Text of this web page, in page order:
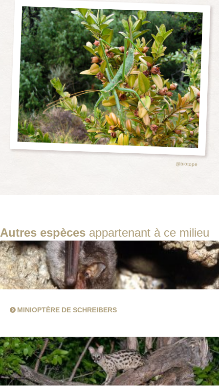
@biotope
Autres espèces appartenant à ce milieu
MINIOPTÈRE DE SCHREIBERS